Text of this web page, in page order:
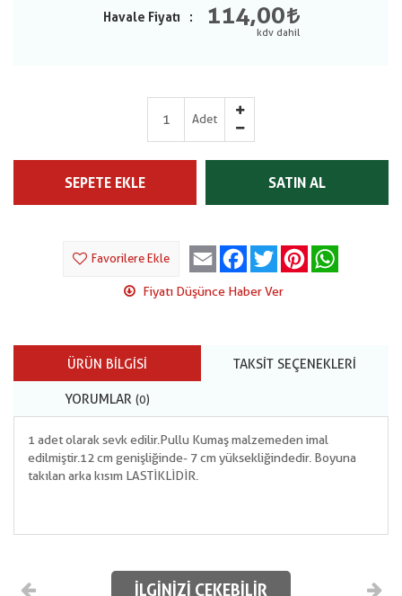
Havale Fiyatı 114,00
Adet
SEPETE EKLE SATIN AL
Favorilere Ekle Email Facebook
Twitter Pinterest
Fiyatı Düşünce Haber Ver
ÜRÜN BILGISI TAKSIT SEÇENEKLERI
YORUMLAR (0)
1 adet olarak sevk edilir.Pullu Kumaş malzemeden imal
edilmiştir.12 cm genişliğinde- 7 cm yüksekliğindedir. Boyuna
takılan arka kısım LASTİKLİDİR.
İLGINIZI ÇEKEBILIR